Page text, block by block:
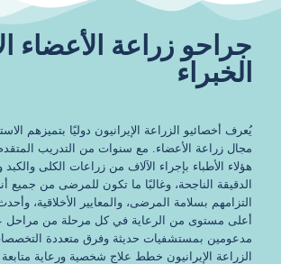
جراحو زراعة الأعضاء
الخبراء
يُعرف أخصائيو الزراعة الإيرانيون دوليًا بتميزهم
مجال زراعة الأعضاء. مع سنوات من التدريب
هؤلاء الأطباء بإجراء الآلاف من زراعات الكلى والكبد
الدقيقة الناجحة، وغالبًا ما تكون للمرضى من جميع
التزامهم بسلامة المرضى، والمعايير الأخلاقية،
أعلى مستوى من الرعاية في كل مرحلة من مراحل
مدعومين بمستشفيات حديثة وفرق متعددة
الزراعة الإيرانيون خطط علاج شخصية ورعاية